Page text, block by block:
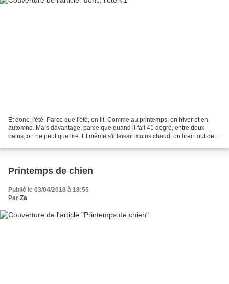
Et donc, l'été. Parce que l'été, on lit. Comme au printemps, en hiver et en
automne. Mais davantage, parce que quand il fait 41 degré, entre deux
bains, on ne peut que lire. Et même s'il faisait moins chaud, on lirait tout de
Printemps de chien
Publié le 03/04/2018 à 18:55
Par Za